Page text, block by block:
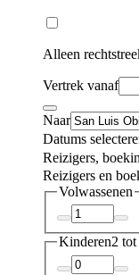
Alleen
Vertrek vanaf
Naar
Datums
Reizigers,
Reizigers en
Volwassenen
Kinderen2